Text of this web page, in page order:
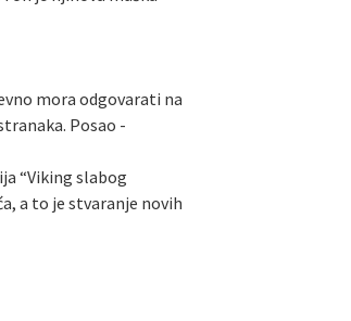
mora odgovarati na
Posao -
“Viking slabog
a to je stvaranje novih